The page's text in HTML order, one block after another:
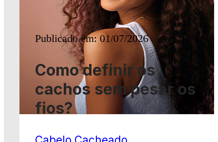
Como definir os
cachos sem pesar os
fios?
Cabelo Cacheado
Leia mais